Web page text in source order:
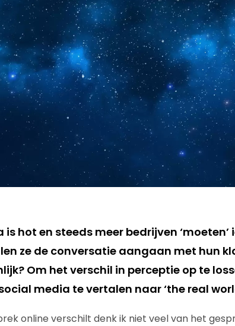
is hot en steeds meer bedrijven
ze de conversatie aangaan met hun
Om het verschil in perceptie op te
social media te vertalen naar ‘the real
online verschilt denk ik niet veel van het